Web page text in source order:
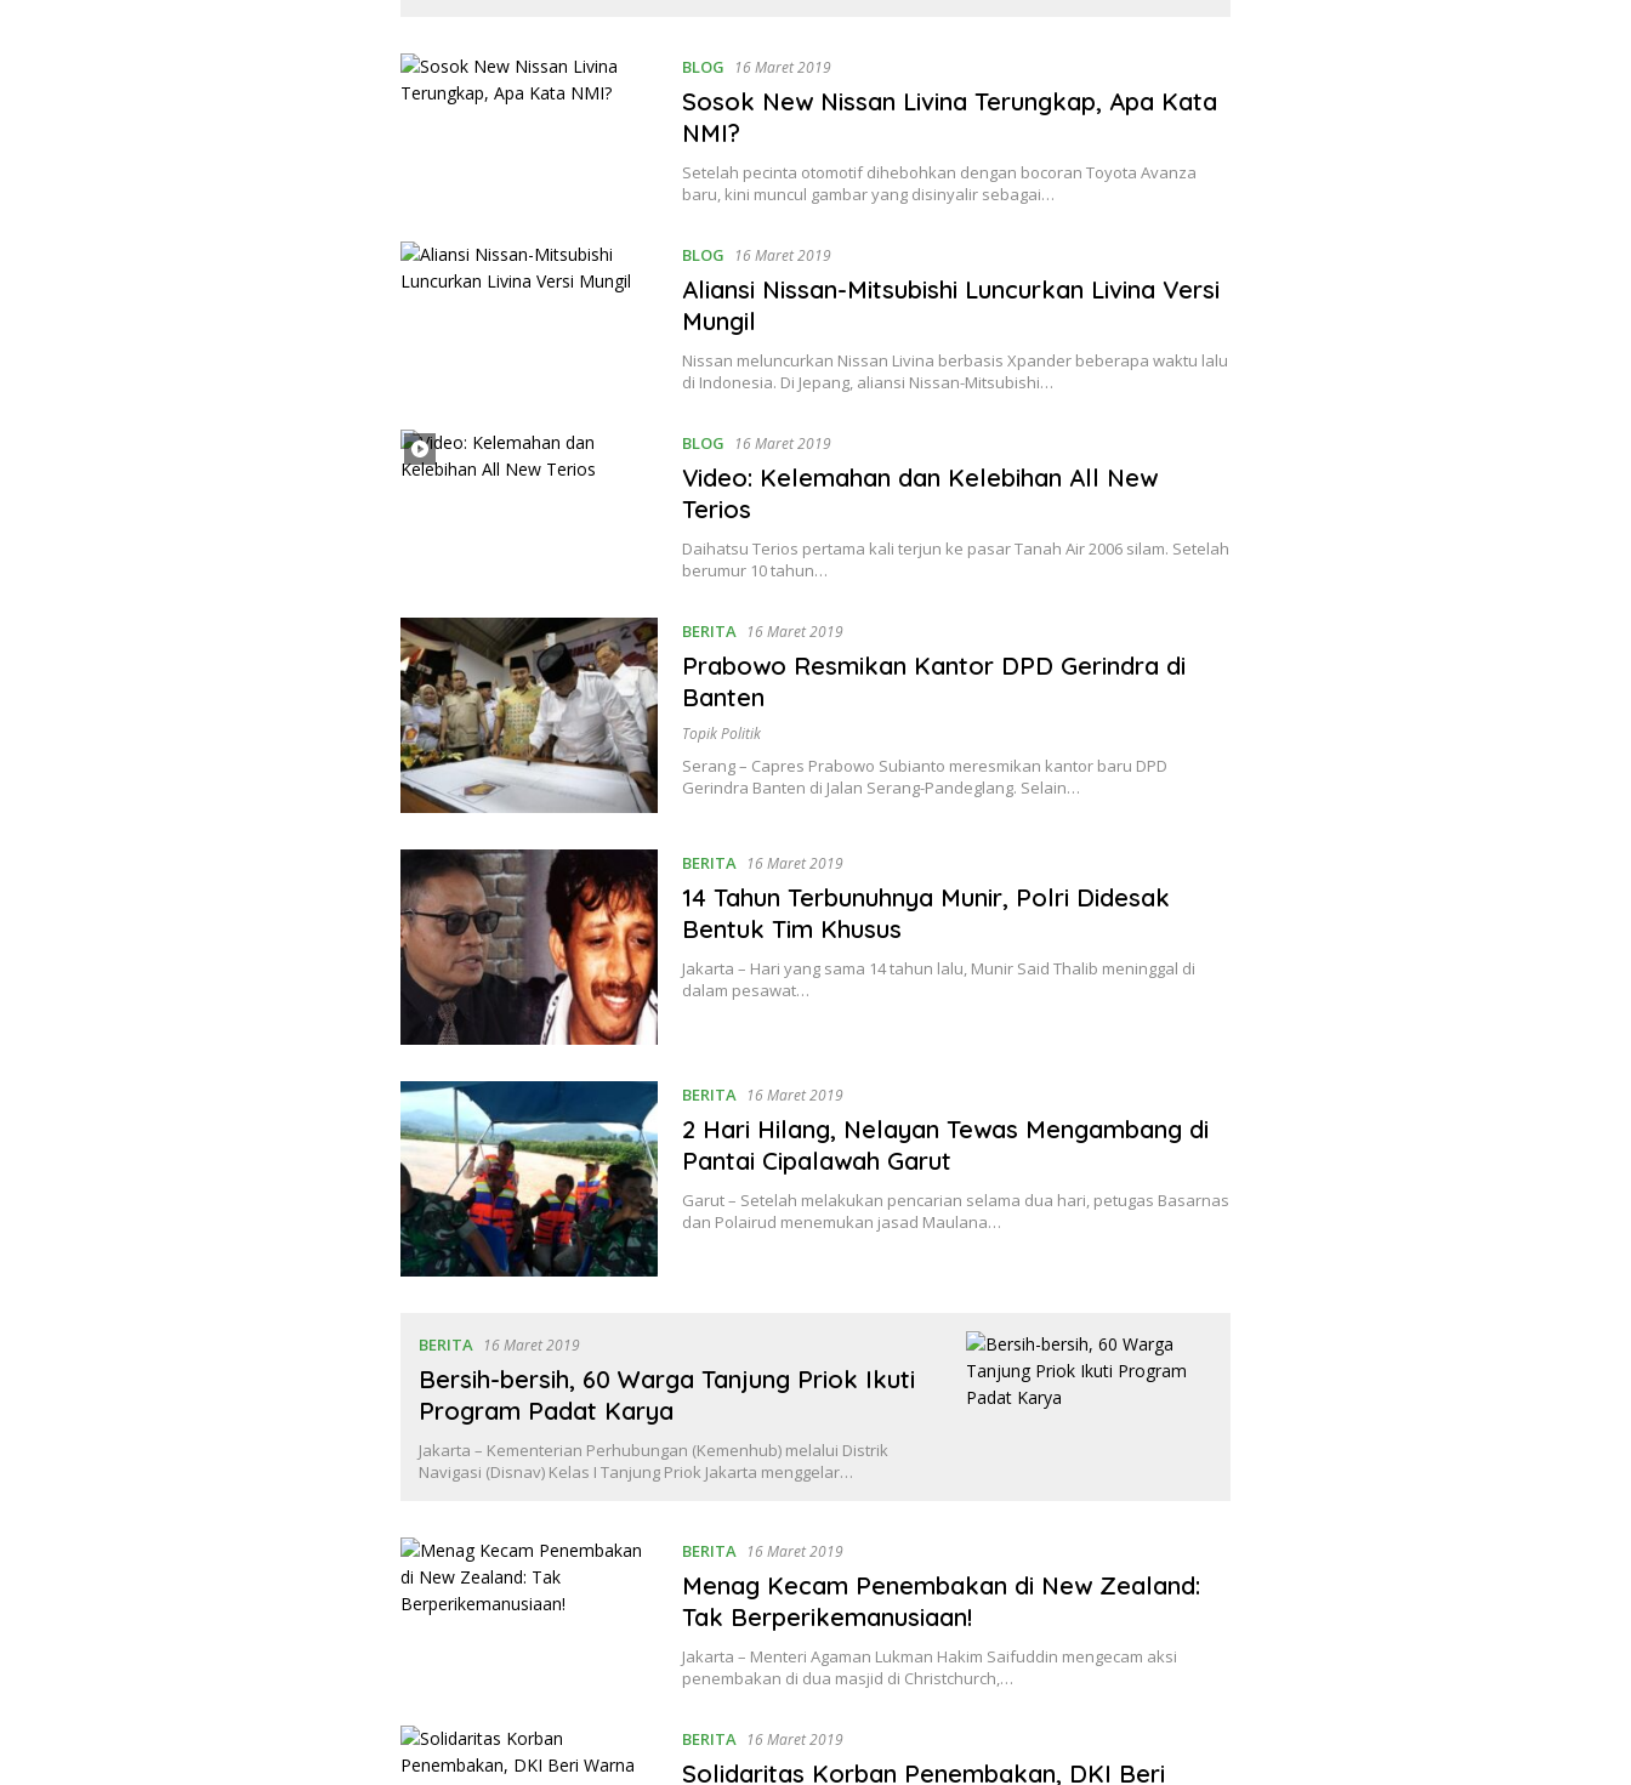
BLOG 16 Maret 2019
Sosok New Nissan Livina Terungkap, Apa Kata
NMI?
Setelah pecinta otomotif dihebohkan dengan bocoran Toyota Avanza
baru, kini muncul gambar yang disinyalir sebagai…
BLOG 16 Maret 2019
Aliansi Nissan-Mitsubishi Luncurkan Livina Versi
Mungil
Nissan meluncurkan Nissan Livina berbasis Xpander beberapa waktu lalu
di Indonesia. Di Jepang, aliansi Nissan-Mitsubishi…
BLOG 16 Maret 2019
Video: Kelemahan dan Kelebihan All New
Terios
Daihatsu Terios pertama kali terjun ke pasar Tanah Air 2006 silam. Setelah
berumur 10 tahun…
BERITA 16 Maret 2019
Prabowo Resmikan Kantor DPD Gerindra di
Banten
Topik Politik
Serang – Capres Prabowo Subianto meresmikan kantor baru DPD
Gerindra Banten di Jalan Serang-Pandeglang. Selain…
BERITA 16 Maret 2019
14 Tahun Terbunuhnya Munir, Polri Didesak
Bentuk Tim Khusus
Jakarta – Hari yang sama 14 tahun lalu, Munir Said Thalib meninggal di
dalam pesawat…
BERITA 16 Maret 2019
2 Hari Hilang, Nelayan Tewas Mengambang di
Pantai Cipalawah Garut
Garut – Setelah melakukan pencarian selama dua hari, petugas Basarnas
dan Polairud menemukan jasad Maulana…
BERITA 16 Maret 2019
Bersih-bersih, 60 Warga Tanjung Priok Ikuti
Program Padat Karya
Jakarta – Kementerian Perhubungan (Kemenhub) melalui Distrik
Navigasi (Disnav) Kelas I Tanjung Priok Jakarta menggelar…
BERITA 16 Maret 2019
Menag Kecam Penembakan di New Zealand:
Tak Berperikemanusiaan!
Jakarta – Menteri Agaman Lukman Hakim Saifuddin mengecam aksi
penembakan di dua masjid di Christchurch,…
BERITA 16 Maret 2019
Solidaritas Korban Penembakan, DKI Beri